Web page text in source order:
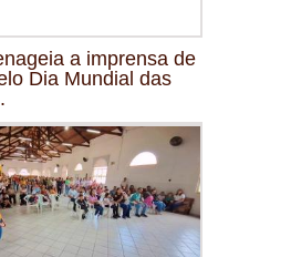
a imprensa de
Dia Mundial das